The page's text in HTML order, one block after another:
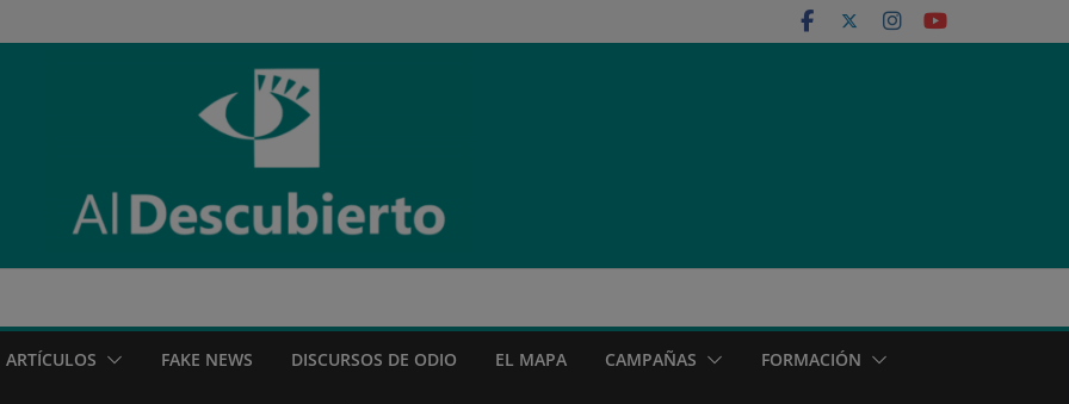
ARTÍCULOS FAKE NEWS DISCURSOS DE ODIO EL MAPA CAMPAÑAS FORMACIÓN